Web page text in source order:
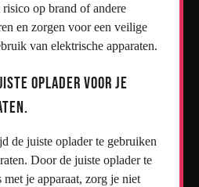
op brand of andere
en zorgen voor een veilige
van elektrische apparaten.
oplader voor je
de juiste oplader te gebruiken
Door de juiste oplader te
je apparaat, zorg je niet